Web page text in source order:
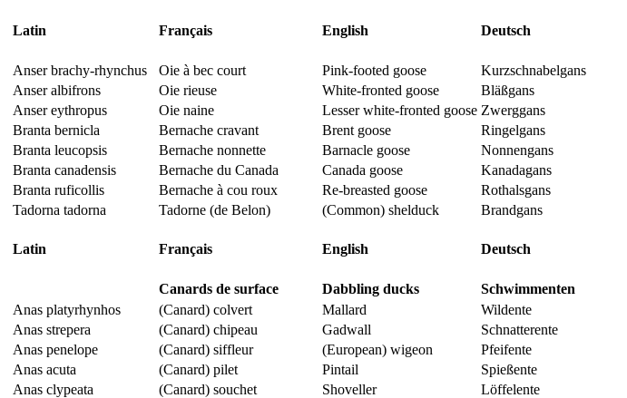
Latin Français English Deutsch
Anser brachy-rhynchus Oie à bec court Pink-footed goose Kurzschnabelgans
Anser albifrons
Oie rieuse White-fronted goose Bläßgans
Anser eythropus
Oie naine Lesser white-fronted goose Zwerggans
Branta bernicla
Bernache cravant Brent goose Ringelgans
Branta leucopsis
Bernache nonnette Barnacle goose Nonnengans
Branta canadensis
Bernache du Canada Canada goose Kanadagans
Branta ruficollis
Bernache à cou roux Re-breasted goose Rothalsgans
Tadorna tadorna
Tadorne (de Belon) (Common) shelduck Brandgans
Latin Français English Deutsch
Canards de surface Dabbling ducks Schwimmenten
Anas platyrhynhos
(Canard) colvert Mallard Wildente
Anas strepera
(Canard) chipeau Gadwall Schnatterente
Anas penelope
(Canard) siffleur (European) wigeon Pfeifente
Anas acuta
(Canard) pilet Pintail Spießente
Anas clypeata
(Canard) souchet Shoveller Löffelente